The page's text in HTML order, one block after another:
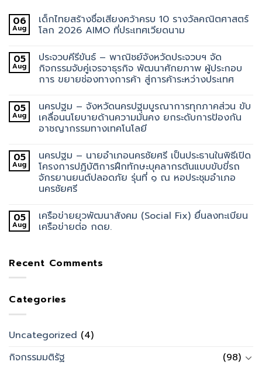
06
Aug
เด็กไทยสร้างชื่อเสียงคว้าครบ 10 รางวัลคณิตศาสตร์
โลก 2026 AIMO ที่ประเทศเวียดนาม
05
Aug
ประจวบคีรีขันธ์ – พาณิชย์จังหวัดประจวบฯ จัด
กิจกรรมจับคู่เจรจาธุรกิจ พัฒนาศักยภาพ ผู้ประกอบ
การ ขยายช่องทางการค้า สู่การค้าระหว่างประเทศ
05
Aug
นครปฐม – จังหวัดนครปฐมบูรณาการทุกภาคส่วน ขับ
เคลื่อนนโยบายด้านความมั่นคง ยกระดับการป้องกัน
อาชญากรรมทางเทคโนโลยี
05
Aug
นครปฐม – นายอำเภอนครชัยศรี เป็นประธานในพิธีเปิด
โครงการปฏิบัติการฝึกทักษะบุคลากรต้นแบบขับขี่รถ
จักรยานยนต์ปลอดภัย รุ่นที่ ๑ ณ หอประชุมอำเภอ
นครชัยศรี
05
Aug
เครือข่ายยุวพัฒนาสังคม (Social Fix) ยื่นลงทะเบียน
เครือข่ายต่อ กดย.
Recent Comments
Categories
Uncategorized (4)
กิจกรรมมติรัฐ
(98)